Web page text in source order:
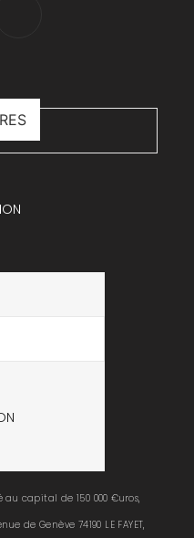
au capital de 150 000 €uros,
de Genève 74190 LE FAYET,